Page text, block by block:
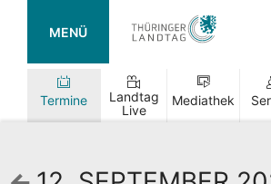
MENÜ
Termine
Landtag
Live
Mediathek